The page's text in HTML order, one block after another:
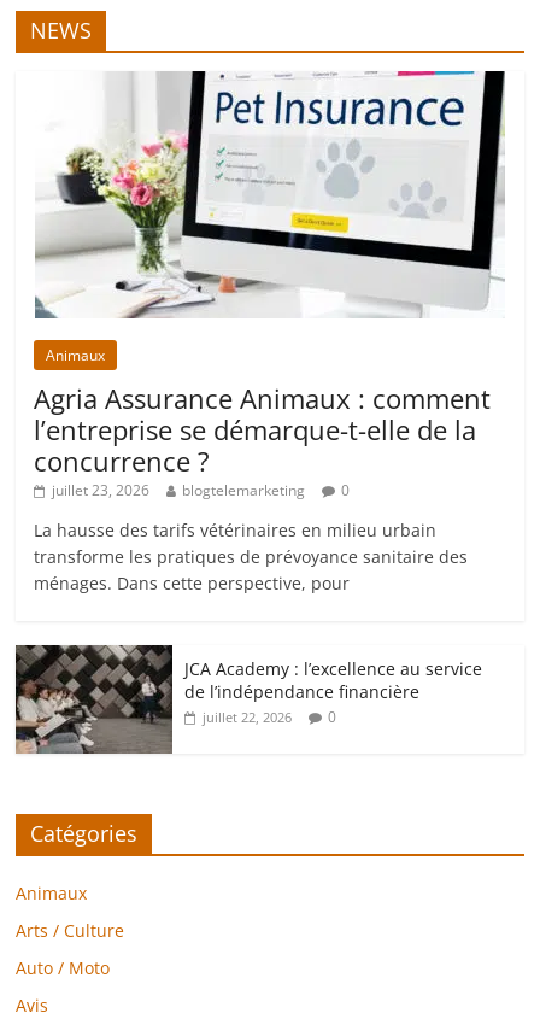
NEWS
Animaux
Agria Assurance Animaux : comment
l’entreprise se démarque-t-elle de la
concurrence ?
juillet 23, 2026 blogtelemarketing 0
La hausse des tarifs vétérinaires en milieu urbain
transforme les pratiques de prévoyance sanitaire des
ménages. Dans cette perspective, pour
JCA Academy : l’excellence au service
de l’indépendance financière
juillet 22, 2026 0
Catégories
Animaux
Arts / Culture
Auto / Moto
Avis